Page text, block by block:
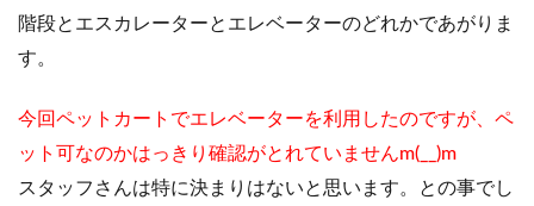
階段とエスカレーターとエレベーターのどれかであがりま
す。
今回ペットカートでエレベーターを利用したのですが、ペ
ット可なのかはっきり確認がとれていませんm(__)m
スタッフさんは特に決まりはないと思います。との事でし